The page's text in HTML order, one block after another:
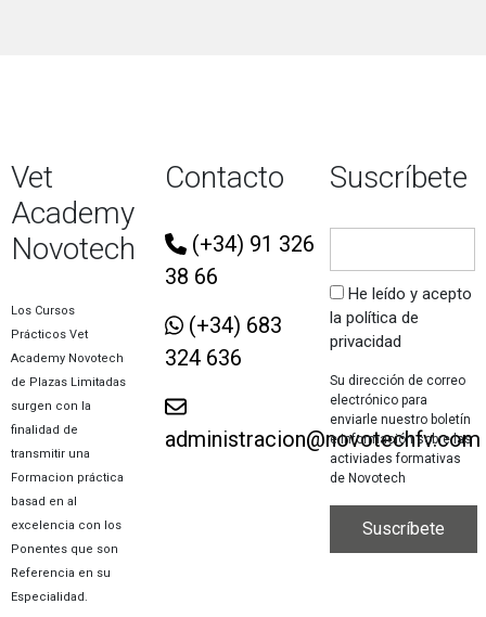
Vet
Academy
Novotech
Los Cursos
Prácticos Vet
Academy Novotech
de Plazas Limitadas
surgen con la
finalidad de
transmitir una
Formacion práctica
basad en al
excelencia con los
Ponentes que son
Referencia en su
Especialidad.
Contacto
(+34) 91 326
38 66
(+34) 683
324 636
administracion@novotechfv.com
Suscríbete
He leído y acepto
la política de
privacidad
Su dirección de correo
electrónico para
enviarle nuestro boletín
e información sobre las
activiades formativas
de Novotech